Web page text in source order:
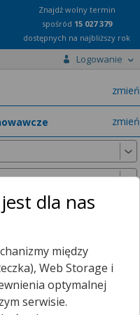
Znajdź wolny termin
spośród 15 027 379
dostępnych na najbliższy rok
Logowanie
zmień
zmień
25 km , dlatego
do
50 km
dla nas
między
Web Storage i
optymalnej
serwisie.